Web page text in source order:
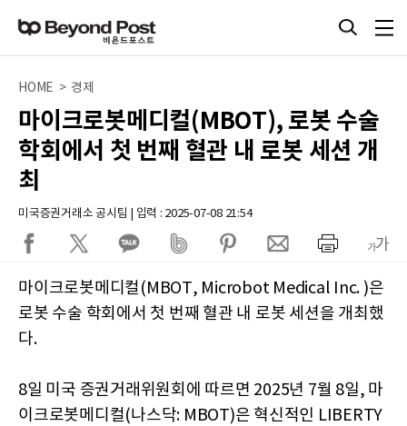
HOME > 경제
마이크로봇메디컬(MBOT), 로봇 수술
학회에서 첫 번째 혈관 내 로봇 세션 개
최
미국증권거래소 공시팀 | 입력 : 2025-07-08 21:54
마이크로봇메디컬(MBOT, Microbot Medical Inc. )은
로봇 수술 학회에서 첫 번째 혈관 내 로봇 세션을 개최했
다.
8일 미국 증권거래위원회에 따르면 2025년 7월 8일, 마
이크로봇메디컬(나스닥: MBOT)은 혁신적인 LIBERTY